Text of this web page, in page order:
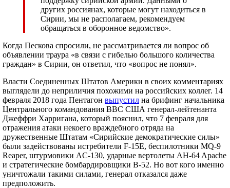
других россиянах, которые могут находиться в
Сирии, мы не располагаем, рекомендуем
обращаться в оборонное ведомство».
Когда Пескова спросили, не рассматривается ли вопрос об
объявлении траура «в связи с гибелью большого количества
граждан» в Сирии, он ответил, что «вопрос не понял».
Власти Соединенных Штатов Америки в своих комментариях
выглядели до неприличия похожими на российских коллег. 14
февраля 2018 года Пентагон выпустил на брифинг начальника
Центрального командования ВВС США генерал-лейтенанта
Джеффри Харригана, который пояснил, что 7 февраля для
отражения атаки некоего враждебного отряда на
дружественные Штатам «Сирийские демократические силы»
были задействованы истребители F-15E, беспилотники MQ-9
Reaper, штурмовики AC-130, ударные вертолеты AH-64 Apache
и стратегические бомбардировщики B-52. Но вот кого именно
уничтожали такими силами, генерал отказался даже
предположить.